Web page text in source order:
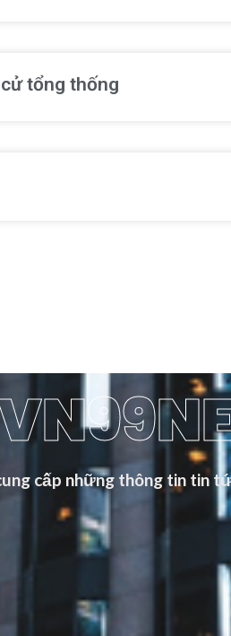
tổng thống
cấp những thông tin tin